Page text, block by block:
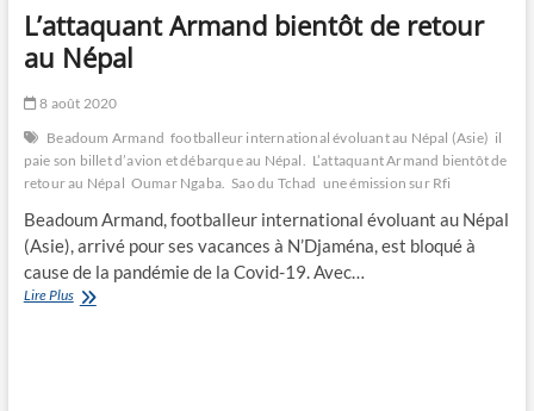
L’attaquant Armand bientôt de retour
au Népal
8 août 2020
Beadoum Armand footballeur international évoluant au Népal (Asie) il
paie son billet d’avion et débarque au Népal. L’attaquant Armand bientôt de
retour au Népal Oumar Ngaba. Sao du Tchad une émission sur Rfi
Beadoum Armand, footballeur international évoluant au Népal
(Asie), arrivé pour ses vacances à N’Djaména, est bloqué à
cause de la pandémie de la Covid-19. Avec…
Lire PlusL’attaquant